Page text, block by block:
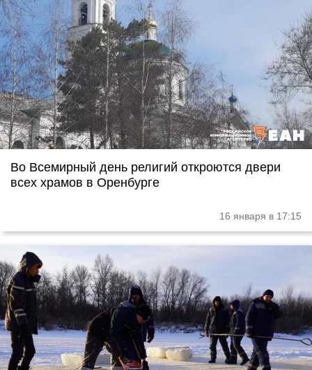
Во Всемирный день религий откроются двери
всех храмов в Оренбурге
16 января в 17:15